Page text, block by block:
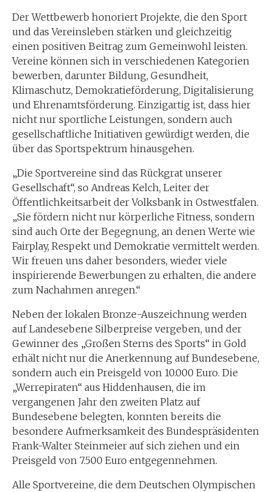
Der Wettbewerb honoriert Projekte, die den Sport
und das Vereinsleben stärken und gleichzeitig
einen positiven Beitrag zum Gemeinwohl leisten.
Vereine können sich in verschiedenen Kategorien
bewerben, darunter Bildung, Gesundheit,
Klimaschutz, Demokratieförderung, Digitalisierung
und Ehrenamtsförderung. Einzigartig ist, dass hier
nicht nur sportliche Leistungen, sondern auch
gesellschaftliche Initiativen gewürdigt werden, die
über das Sportspektrum hinausgehen.
„Die Sportvereine sind das Rückgrat unserer
Gesellschaft“, so Andreas Kelch, Leiter der
Öffentlichkeitsarbeit der Volksbank in Ostwestfalen.
„Sie fördern nicht nur körperliche Fitness, sondern
sind auch Orte der Begegnung, an denen Werte wie
Fairplay, Respekt und Demokratie vermittelt werden.
Wir freuen uns daher besonders, wieder viele
inspirierende Bewerbungen zu erhalten, die andere
zum Nachahmen anregen.“
Neben der lokalen Bronze-Auszeichnung werden
auf Landesebene Silberpreise vergeben, und der
Gewinner des „Großen Sterns des Sports“ in Gold
erhält nicht nur die Anerkennung auf Bundesebene,
sondern auch ein Preisgeld von 10.000 Euro. Die
„Werrepiraten“ aus Hiddenhausen, die im
vergangenen Jahr den zweiten Platz auf
Bundesebene belegten, konnten bereits die
besondere Aufmerksamkeit des Bundespräsidenten
Frank-Walter Steinmeier auf sich ziehen und ein
Preisgeld von 7.500 Euro entgegennehmen.
Alle Sportvereine, die dem Deutschen Olympischen